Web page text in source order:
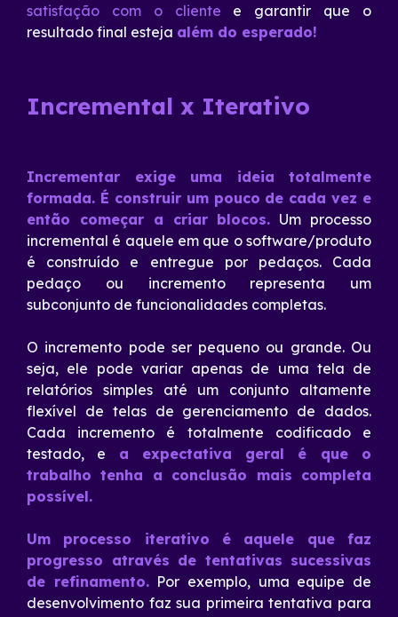
satisfação com o cliente e garantir que o
resultado final esteja além do esperado!
Incremental x Iterativo
Incrementar exige uma ideia totalmente
formada. É construir um pouco de cada vez e
então começar a criar blocos. Um processo
incremental é aquele em que o software/produto
é construído e entregue por pedaços. Cada
pedaço ou incremento representa um
subconjunto de funcionalidades completas.
O incremento pode ser pequeno ou grande. Ou
seja, ele pode variar apenas de uma tela de
relatórios simples até um conjunto altamente
flexível de telas de gerenciamento de dados.
Cada incremento é totalmente codificado e
testado, e a expectativa geral é que o
trabalho tenha a conclusão mais completa
possível.
Um processo iterativo é aquele que faz
progresso através de tentativas sucessivas
de refinamento.Por exemplo, uma equipe de
desenvolvimento faz sua primeira tentativa para